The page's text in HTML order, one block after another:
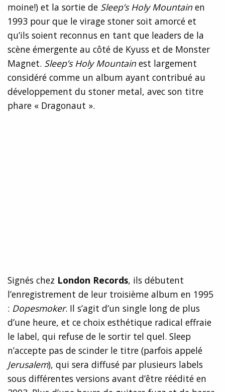
moine!) et la sortie de Sleep’s Holy Mountain en
1993 pour que le virage stoner soit amorcé et
qu’ils soient reconnus en tant que leaders de la
scène émergente au côté de Kyuss et de Monster
Magnet. Sleep’s Holy Mountain est largement
considéré comme un album ayant contribué au
développement du stoner metal, avec son titre
phare « Dragonaut ».
Signés chez London Records, ils débutent
l’enregistrement de leur troisième album en 1995
: Dopesmoker. Il s’agit d’un single long de plus
d’une heure, et ce choix esthétique radical effraie
le label, qui refuse de le sortir tel quel. Sleep
n’accepte pas de scinder le titre (parfois appelé
Jerusalem), qui sera diffusé par plusieurs labels
sous différentes versions avant d’être réédité en